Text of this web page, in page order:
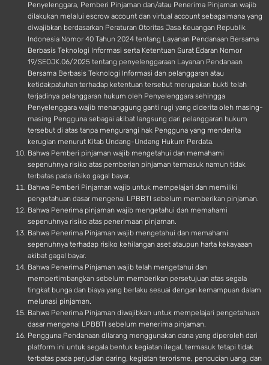
Penyelenggara, Pemberi Pinjaman dan/atau Penerima Pinjaman wajib
dilakukan melalui escrow account dan virtual account sebagaimana yang
diwajibkan berdasarkan Peraturan Otoritas Jasa Keuangan Republik
Indonesia Nomor 40 Tahun 2024 tentang Layanan Pendanaan Bersama
Berbasis Teknologi Informasi serta Ketentuan Surat Edaran Nomor
19/SEOJK.06/2025 tentang penyelenggaraan Layanan Pendanaan
Bersama Berbasis Teknologi Informasi dan pelanggaran atau
ketidakpatuhan terhadap ketentuan tersebut merupakan bukti telah
terjadinya pelanggaran hukum oleh Penyelenggara sehingga
Penyelenggara wajib menanggung ganti rugi yang diderita oleh masing-
masing Pengguna sebagai akibat langsung dari pelanggaran hukum
tersebut di atas tanpa mengurangi hak Pengguna yang menderita
kerugian menurut Kitab Undang-Undang Hukum Perdata.
Bahwa Pemberi pinjaman wajib mengetahui dan memahami
sepenuhnya risiko atas pemberian pinjaman termasuk namun tidak
terbatas pada risiko gagal bayar.
Bahwa Pemberi Pinjaman wajib untuk mempelajari dan memiliki
pengetahuan dasar mengenai LPBBTI sebelum memberikan pinjaman.
Bahwa Penerima pinjaman wajib mengetahui dan memahami
sepenuhnya risiko atas penerimaan pinjaman.
Bahwa Penerima Pinjaman wajib mengetahui dan memahami
sepenuhnya terhadap risiko kehilangan aset ataupun harta kekayaaan
akibat gagal bayar.
Bahwa Penerima Pinjaman wajib telah mengetahui dan
mempertimbangkan sebelum memberikan persetujuan atas segala
tingkat bunga dan biaya yang berlaku sesuai dengan kemampuan dalam
melunasi pinjaman.
Bahwa Penerima Pinjaman diwajibkan untuk mempelajari pengetahuan
dasar mengenai LPBBTI sebelum menerima pinjaman.
Pengguna Pendanaan dilarang menggunakan dana yang diperoleh dari
platform ini untuk segala bentuk kegiatan ilegal, termasuk tetapi tidak
terbatas pada perjudian daring, kegiatan terorisme, pencucian uang, dan